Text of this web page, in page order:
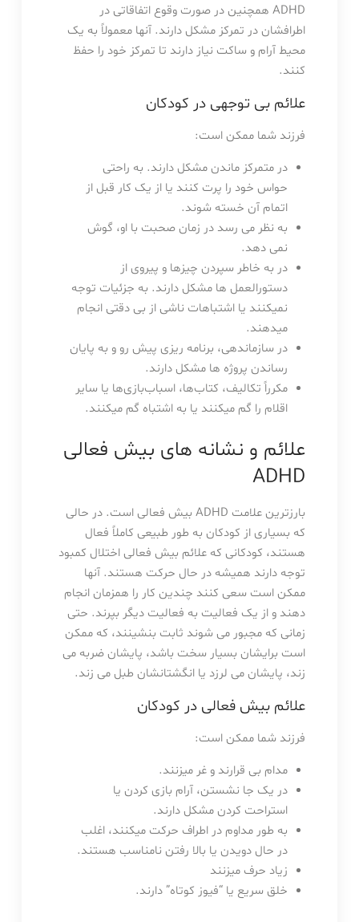
ADHD همچنین در صورت وقوع اتفاقاتی در
اطرافشان در تمرکز مشکل دارند. آنها معمولاً به یک
محیط آرام و ساکت نیاز دارند تا تمرکز خود را حفظ
کنند.
علائم بی توجهی در کودکان
فرزند شما ممکن است:
در متمرکز ماندن مشکل دارند. به راحتی
حواس خود را پرت کنند یا از یک کار قبل از
اتمام آن خسته شوند.
به نظر می رسد در زمان صحبت با او، گوش
نمی دهد.
در به خاطر سپردن چیزها و پیروی از
دستورالعمل ها مشکل دارند. به جزئیات توجه
نمیکنند یا اشتباهات ناشی از بی دقتی انجام
میدهند.
در سازماندهی، برنامه ریزی پیش رو و به پایان
رساندن پروژه ها مشکل دارند.
مکرراً تکالیف، کتاب‌ها، اسباب‌بازی‌ها یا سایر
اقلام را گم میکنند یا به اشتباه گم میکنند.
علائم و نشانه های بیش فعالی
ADHD
بارزترین علامت ADHD بیش فعالی است. در حالی
که بسیاری از کودکان به طور طبیعی کاملاً فعال
هستند، کودکانی که علائم بیش فعالی اختلال کمبود
توجه دارند همیشه در حال حرکت هستند. آنها
ممکن است سعی کنند چندین کار را همزمان انجام
دهند و از یک فعالیت به فعالیت دیگر بپرند. حتی
زمانی که مجبور می شوند ثابت بنشینند، که ممکن
است برایشان بسیار سخت باشد، پایشان ضربه می
زند، پایشان می لرزد یا انگشتانشان طبل می زند.
علائم بیش فعالی در کودکان
فرزند شما ممکن است:
مدام بی قرارند و غر میزنند.
در یک جا نشستن، آرام بازی کردن یا
استراحت کردن مشکل دارند.
به طور مداوم در اطراف حرکت میکنند، اغلب
در حال دویدن یا بالا رفتن نامناسب هستند.
زیاد حرف میزنند
خلق سریع یا “فیوز کوتاه” دارند.